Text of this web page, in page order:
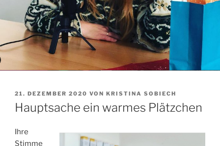
VERÖFFENTLICHT
AM
21. DEZEMBER 2020 VON KRISTINA SOBIECH
Hauptsache ein warmes Plätzchen
Ihre
Stimme